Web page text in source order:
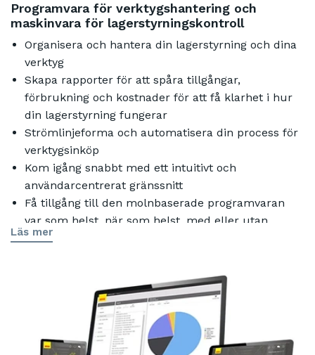
Programvara för verktygshantering och
maskinvara för lagerstyrningskontroll
Organisera och hantera din lagerstyrning och dina
verktyg
Skapa rapporter för att spåra tillgångar,
förbrukning och kostnader för att få klarhet i hur
din lagerstyrning fungerar
Strömlinjeforma och automatisera din process för
verktygsinköp
Kom igång snabbt med ett intuitivt och
användarcentrerat gränssnitt
Få tillgång till den molnbaserade programvaran
var som helst, när som helst, med eller utan
verktygsautomat
Läs mer